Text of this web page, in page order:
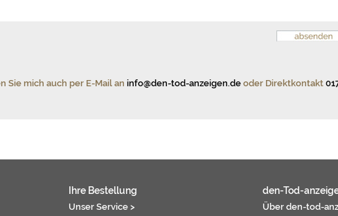
mich auch per E-Mail an info@den-tod-anzeigen.deoder Direktkontakt
Ihre Bestellung
Unser Service >
den-Tod-
Über den-tod-